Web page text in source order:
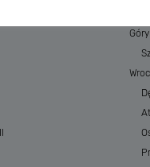
Góry